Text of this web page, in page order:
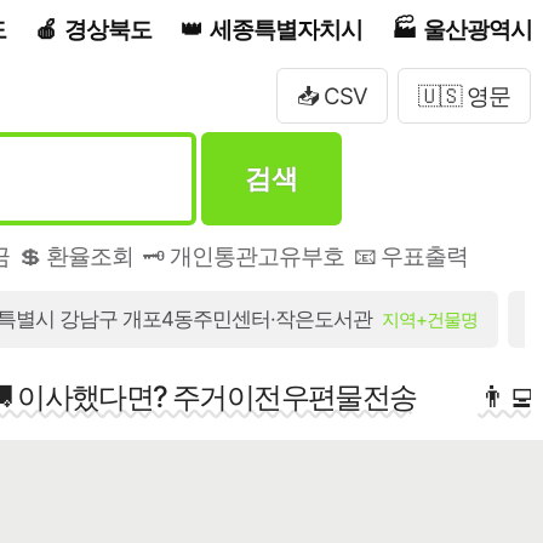
경상북도 세종특별자치시 울산광역시
📥 CSV 🇺🇸 영문
검색
💲 환율조회 🗝️ 개인통관고유부호 📧 우표출력
별시 강남구 개포4동주민센터·작은도서관 지역+건물명
이사했다면? 주거이전우편물전송